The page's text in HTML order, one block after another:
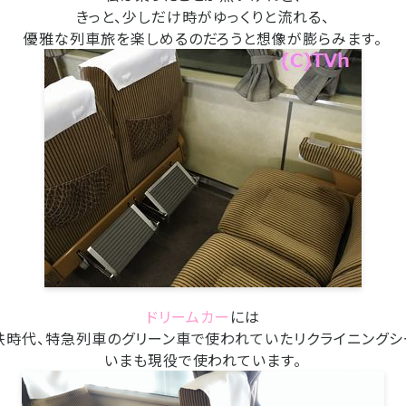
きっと、少しだけ時がゆっくりと流れる、
優雅な列車旅を楽しめるのだろうと想像が膨らみます。
ドリームカー には
代、特急列車のグリーン車で使われていたリクライニング
いまも現役で使われています。